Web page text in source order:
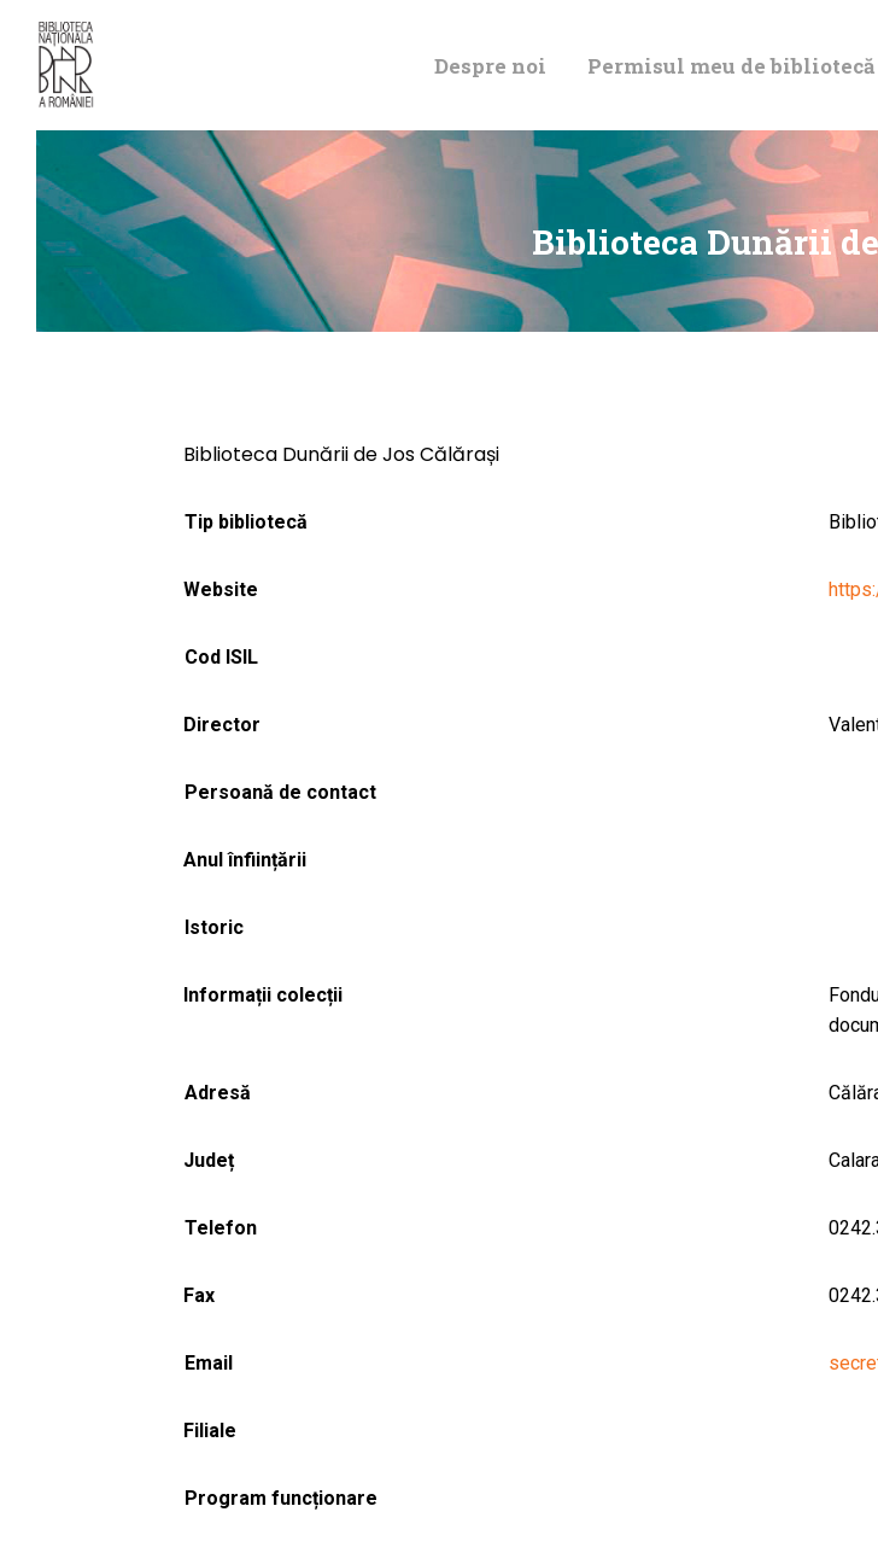
Despre noi Permisul meu de bibliotecă
Biblioteca Dunării
DE BIBLIOTECĂ
CATALOAGE ȘI
COLECȚII
Biblioteca Dunării de Jos Călărași
Tip bibliotecă
Website
Cod ISIL
Director
Persoană de contact
Anul înființării
Istoric
Informații colecții
Adresă
Județ
Telefon
Fax
Email
Filiale
Program funcționare